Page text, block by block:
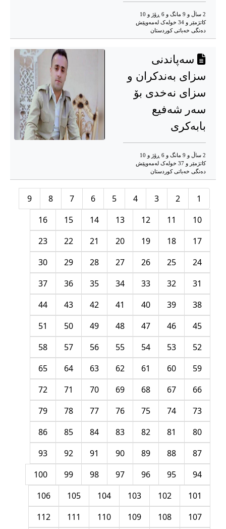
2 ساڵ و 9 مانگ و 6 ڕۆژ و 10
کاتژمێر و 34 خوله‌ک له‌مه‌وپێش‌
دەنگی خەباتی کوردستان
سەپاندنی
سزای بەندکران و
سزای نەخدی بۆ
سەر شەفیع
بابەکری
2 ساڵ و 9 مانگ و 6 ڕۆژ و 10
کاتژمێر و 37 خوله‌ک له‌مه‌وپێش‌
دەنگی خەباتی کوردستان
1
2
3
4
5
6
7
8
9
10
11
12
13
14
15
16
17
18
19
20
21
22
23
24
25
26
27
28
29
30
31
32
33
34
35
36
37
38
39
40
41
42
43
44
45
46
47
48
49
50
51
52
53
54
55
56
57
58
59
60
61
62
63
64
65
66
67
68
69
70
71
72
73
74
75
76
77
78
79
80
81
82
83
84
85
86
87
88
89
90
91
92
93
94
95
96
97
98
99
100
101
102
103
104
105
106
107
108
109
110
111
112